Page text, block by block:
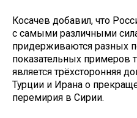
Косачев добавил, что
с самыми различными
придерживаются разных
показательных примеров
является трёхсторонняя
Турции и Ирана о
перемирия в Сирии.